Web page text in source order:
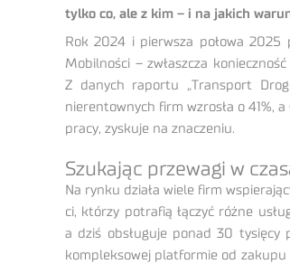
tylko co, ale z kim – i na jakich
Rok 2024 i pierwsza połowa
Mobilności – zwłaszcza
Z danych raportu „Transport
nierentownych firm wzrosła o 41%,
pracy, zyskuje na znaczeniu.
Szukając przewagi w
Na rynku działa wiele firm
ci, którzy potrafią łączyć różne
a dziś obsługuje ponad 30 tysięcy
kompleksowej platformie od zakupu